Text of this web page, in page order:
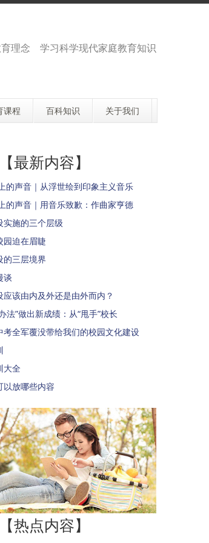
理念 学习科学现代家庭教育知识
课程 百科知识 关于我们
【最新内容】
的声音｜从浮世绘到印象主义音乐
的声音｜用音乐致歉：作曲家亨德
实施的三个层级
园迫在眉睫
的三层境界
谈
应该由内及外还是由外而内？
法”做出新成绩：从“甩手”校长
考全军覆没带给我们的校园文化建设
大全
以放哪些内容
【热点内容】